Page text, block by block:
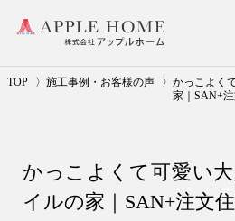
TOP 施工事例・お客様の声
かっこよく
家｜SAN+
かっこよくて可愛い
イルの家｜SAN+注文
事業紹介（注文住宅）
リフォーム・リノベーシ